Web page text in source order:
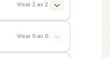
Visar 2 av 2
Visar 0 av 0